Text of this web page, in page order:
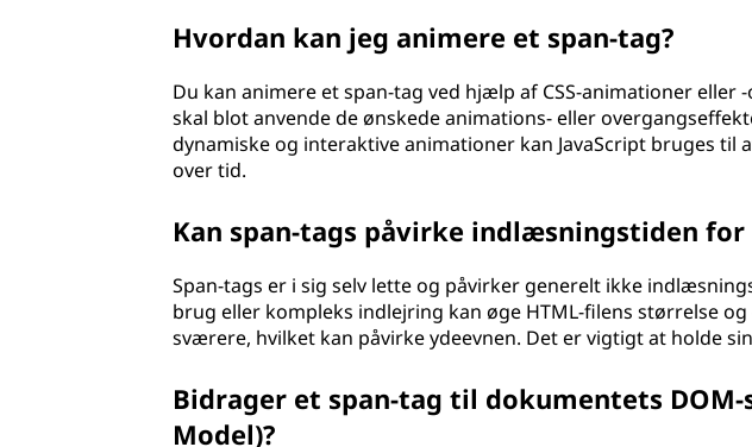
Hvordan kan jeg animere et span-tag?
Du kan animere et span-tag ved hjælp af CSS-animationer eller
skal blot anvende de ønskede animations- eller
dynamiske og interaktive animationer kan JavaScript bruges til
over tid.
Kan span-tags påvirke indlæsningstiden for
Span-tags er i sig selv lette og påvirker generelt ikke
brug eller kompleks indlejring kan øge HTML-filens størrelse
sværere, hvilket kan påvirke ydeevnen. Det er vigtigt at holde
Bidrager et span-tag til dokumentets
Model)?